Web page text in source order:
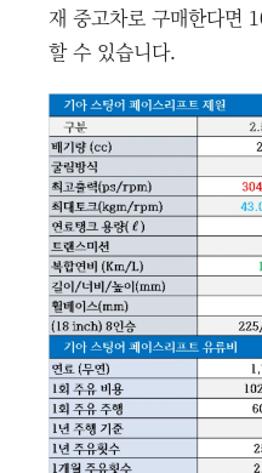
재 중고차로 구매한다면
할 수 있습니다.